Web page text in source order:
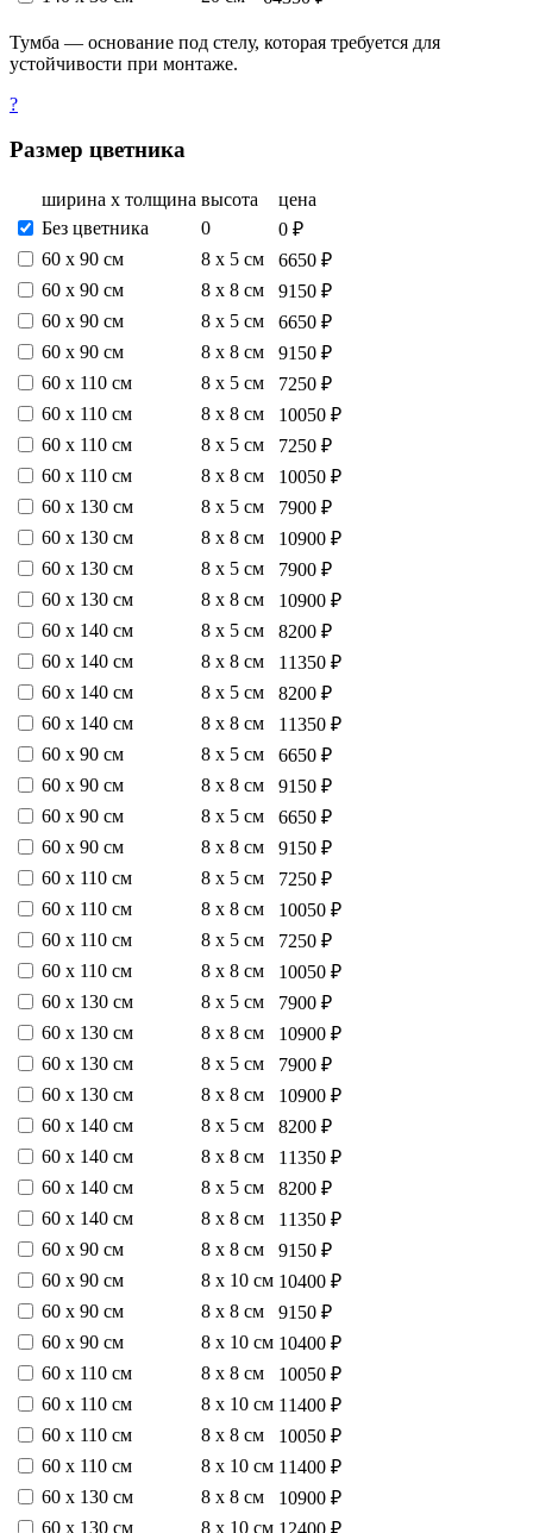
Тумба — основание под стелу, которая требуется для
устойчивости при монтаже.
?
Размер цветника
ширина х толщина высота
цена
Без цветника
0
0 ₽
60 х 90 см
8 х 5 см
6650 ₽
60 х 90 см
8 х 8 см
9150 ₽
60 х 90 см
8 х 5 см
6650 ₽
60 х 90 см
8 х 8 см
9150 ₽
60 х 110 см
8 х 5 см
7250 ₽
60 х 110 см
8 х 8 см
10050 ₽
60 х 110 см
8 х 5 см
7250 ₽
60 х 110 см
8 х 8 см
10050 ₽
60 х 130 см
8 х 5 см
7900 ₽
60 х 130 см
8 х 8 см
10900 ₽
60 х 130 см
8 х 5 см
7900 ₽
60 х 130 см
8 х 8 см
10900 ₽
60 х 140 см
8 х 5 см
8200 ₽
60 х 140 см
8 х 8 см
11350 ₽
60 х 140 см
8 х 5 см
8200 ₽
60 х 140 см
8 х 8 см
11350 ₽
60 х 90 см
8 х 5 см
6650 ₽
60 х 90 см
8 х 8 см
9150 ₽
60 х 90 см
8 х 5 см
6650 ₽
60 х 90 см
8 х 8 см
9150 ₽
60 х 110 см
8 х 5 см
7250 ₽
60 х 110 см
8 х 8 см
10050 ₽
60 х 110 см
8 х 5 см
7250 ₽
60 х 110 см
8 х 8 см
10050 ₽
60 х 130 см
8 х 5 см
7900 ₽
60 х 130 см
8 х 8 см
10900 ₽
60 х 130 см
8 х 5 см
7900 ₽
60 х 130 см
8 х 8 см
10900 ₽
60 х 140 см
8 х 5 см
8200 ₽
60 х 140 см
8 х 8 см
11350 ₽
60 х 140 см
8 х 5 см
8200 ₽
60 х 140 см
8 х 8 см
11350 ₽
60 х 90 см
8 х 8 см
9150 ₽
60 х 90 см
8 х 10 см 10400 ₽
60 х 90 см
8 х 8 см
9150 ₽
60 х 90 см
8 х 10 см 10400 ₽
60 х 110 см
8 х 8 см
10050 ₽
60 х 110 см
8 х 10 см 11400 ₽
60 х 110 см
8 х 8 см
10050 ₽
60 х 110 см
8 х 10 см 11400 ₽
60 х 130 см
8 х 8 см
10900 ₽
60 х 130 см
8 х 10 см 12400 ₽